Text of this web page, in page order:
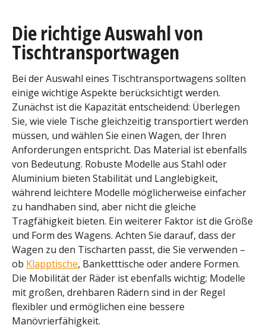
Die richtige Auswahl von
Tischtransportwagen
Bei der Auswahl eines Tischtransportwagens sollten
einige wichtige Aspekte berücksichtigt werden.
Zunächst ist die Kapazität entscheidend: Überlegen
Sie, wie viele Tische gleichzeitig transportiert werden
müssen, und wählen Sie einen Wagen, der Ihren
Anforderungen entspricht. Das Material ist ebenfalls
von Bedeutung. Robuste Modelle aus Stahl oder
Aluminium bieten Stabilität und Langlebigkeit,
während leichtere Modelle möglicherweise einfacher
zu handhaben sind, aber nicht die gleiche
Tragfähigkeit bieten. Ein weiterer Faktor ist die Größe
und Form des Wagens. Achten Sie darauf, dass der
Wagen zu den Tischarten passt, die Sie verwenden –
ob Klapptische, Banketttische oder andere Formen.
Die Mobilität der Räder ist ebenfalls wichtig; Modelle
mit großen, drehbaren Rädern sind in der Regel
flexibler und ermöglichen eine bessere
Manövrierfähigkeit.